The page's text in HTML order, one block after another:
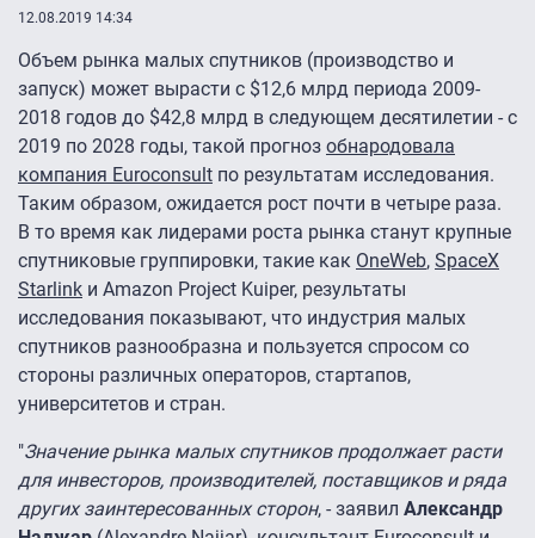
12.08.2019 14:34
Объем рынка малых спутников (производство и
запуск) может вырасти с $12,6 млрд периода 2009-
2018 годов до $42,8 млрд в следующем десятилетии - с
2019 по 2028 годы, такой прогноз обнародовала
компания Euroconsult по результатам исследования.
Таким образом, ожидается рост почти в четыре раза.
В то время как лидерами роста рынка станут крупные
спутниковые группировки, такие как OneWeb, SpaceX
Starlink и Amazon Project Kuiper, результаты
исследования показывают, что индустрия малых
спутников разнообразна и пользуется спросом со
стороны различных операторов, стартапов,
университетов и стран.
"Значение рынка малых спутников продолжает расти
для инвесторов, производителей, поставщиков и ряда
других заинтересованных сторон, - заявил Александр